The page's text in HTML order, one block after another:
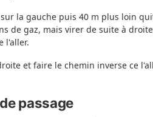
la gauche puis 40 m plus loin
de gaz, mais virer de suite à
l'aller.
et faire le chemin inverse ce
passage